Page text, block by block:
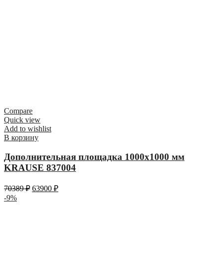
Compare
Quick view
Add to wishlist
В корзину
Дополнительная площадка 1000х1000 мм
KRAUSE 837004
70389₽ 63900 ₽
-9%